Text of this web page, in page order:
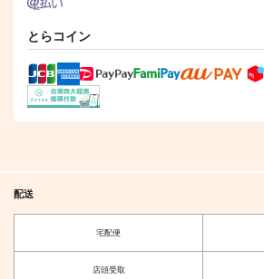
とらコイン
配送
宅配便
店頭受取